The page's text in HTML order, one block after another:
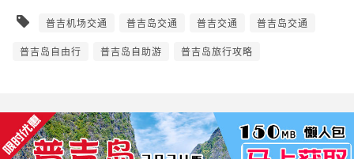
普吉机场交通 普吉岛交通 普吉交通 普吉岛交通
普吉岛自由行 普吉岛自助游 普吉岛旅行攻略